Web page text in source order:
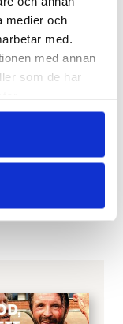
medier och
med.
med annan
som de har